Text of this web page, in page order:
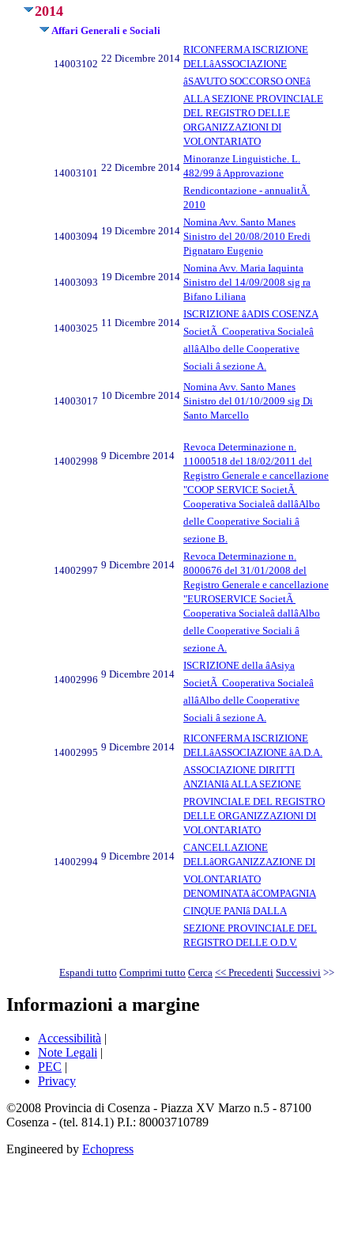
2014
Affari Generali e Sociali
14003102 22 Dicembre 2014
RICONFERMA ISCRIZIONE
DELLâASSOCIAZIONE
âSAVUTO SOCCORSO ONEâ
ALLA SEZIONE PROVINCIALE
DEL REGISTRO DELLE
ORGANIZZAZIONI DI
VOLONTARIATO
14003101 22 Dicembre 2014
Minoranze Linguistiche. L.
482/99 â Approvazione
Rendicontazione - annualitÃ
2010
14003094 19 Dicembre 2014
Nomina Avv. Santo Manes
Sinistro del 20/08/2010 Eredi
Pignataro Eugenio
14003093 19 Dicembre 2014
Nomina Avv. Maria Iaquinta
Sinistro del 14/09/2008 sig ra
Bifano Liliana
14003025 11 Dicembre 2014
ISCRIZIONE âADIS COSENZA
SocietÃ Cooperativa Socialeâ
allâAlbo delle Cooperative
Sociali â sezione A.
14003017 10 Dicembre 2014
Nomina Avv. Santo Manes
Sinistro del 01/10/2009 sig Di
Santo Marcello
14002998 9 Dicembre 2014
Revoca Determinazione n.
11000518 del 18/02/2011 del
Registro Generale e cancellazione
"COOP SERVICE SocietÃ
Cooperativa Socialeâ dallâAlbo
delle Cooperative Sociali â
sezione B.
14002997 9 Dicembre 2014
Revoca Determinazione n.
8000676 del 31/01/2008 del
Registro Generale e cancellazione
"EUROSERVICE SocietÃ
Cooperativa Socialeâ dallâAlbo
delle Cooperative Sociali â
sezione A.
14002996 9 Dicembre 2014
ISCRIZIONE della âAsiya
SocietÃ Cooperativa Socialeâ
allâAlbo delle Cooperative
Sociali â sezione A.
14002995 9 Dicembre 2014
RICONFERMA ISCRIZIONE
DELLâASSOCIAZIONE âA.D.A.
ASSOCIAZIONE DIRITTI
ANZIANIâ ALLA SEZIONE
PROVINCIALE DEL REGISTRO
DELLE ORGANIZZAZIONI DI
VOLONTARIATO
14002994 9 Dicembre 2014
CANCELLAZIONE
DELLâORGANIZZAZIONE DI
VOLONTARIATO
DENOMINATA âCOMPAGNIA
CINQUE PANIâ DALLA
SEZIONE PROVINCIALE DEL
REGISTRO DELLE O.D.V.
Espandi tutto Comprimi tutto Cerca << Precedenti Successivi >>
Informazioni a margine
Accessibilità |
Note Legali |
PEC |
Privacy
©2008 Provincia di Cosenza - Piazza XV Marzo n.5 - 87100
Cosenza - (tel. 814.1) P.I.: 80003710789
Engineered by Echopress